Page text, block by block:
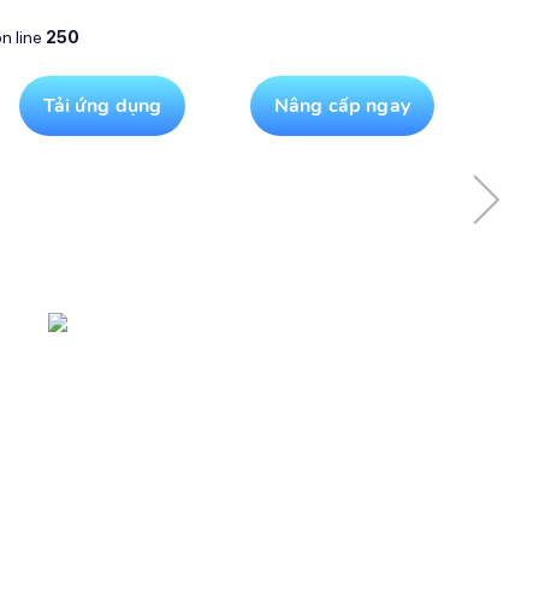
line 250
Tải ứng dụng Nâng cấp ngay